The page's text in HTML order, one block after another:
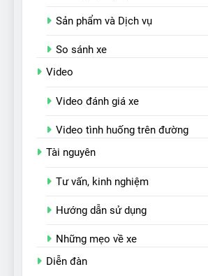
Sản phẩm và Dịch vụ
So sánh xe
Video
Video đánh giá xe
Video tình huống trên đường
Tài nguyên
Tư vấn, kinh nghiệm
Hướng dẫn sử dụng
Những mẹo về xe
Diễn đàn